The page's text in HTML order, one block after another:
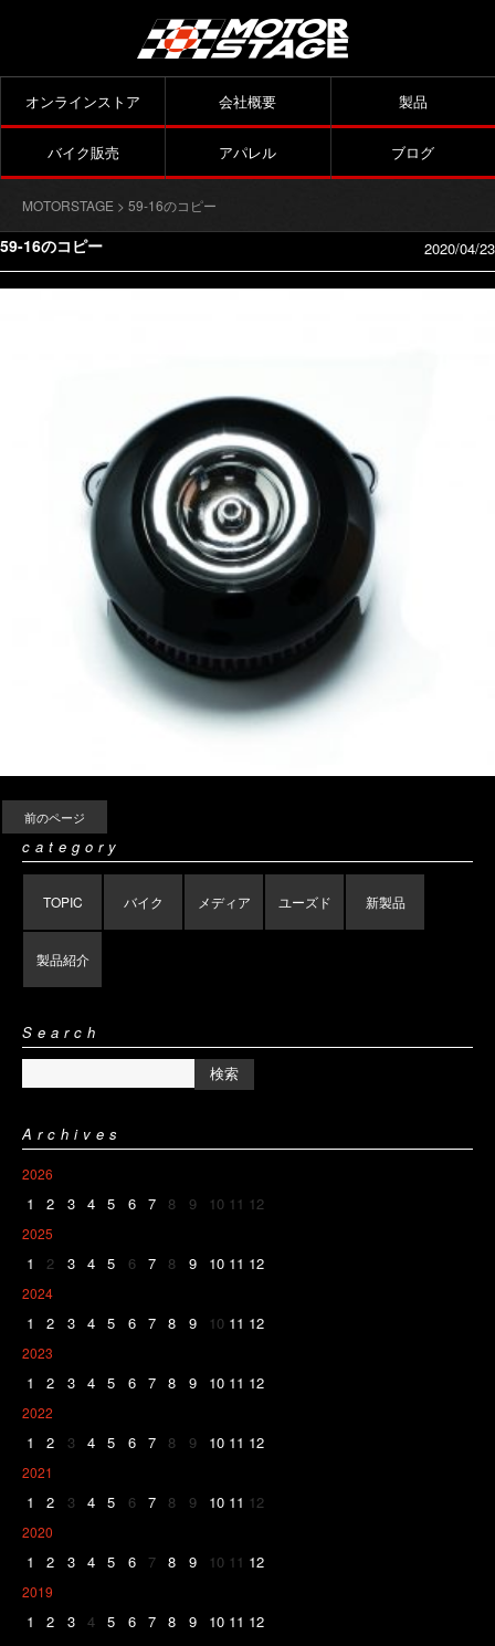
オンラインストア 会社概要 製品
バイク販売 アパレル ブログ
MOTORSTAGE > 59-16のコピー
59-16のコピー 2020/04/23
前のページ
category
TOPIC バイク メディア ユーズド 新製品
製品紹介
Search
Archives
2026
1 2 3 4 5 6 7 8 9 10 11 12
2025
1 2 3 4 5 6 7 8 9 10 11 12
2024
1 2 3 4 5 6 7 8 9 10 11 12
2023
1 2 3 4 5 6 7 8 9 10 11 12
2022
1 2 3 4 5 6 7 8 9 10 11 12
2021
1 2 3 4 5 6 7 8 9 10 11 12
2020
1 2 3 4 5 6 7 8 9 10 11 12
2019
1 2 3 4 5 6 7 8 9 10 11 12